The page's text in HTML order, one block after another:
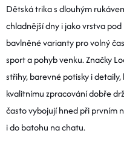
V
L
Á
D
A
C
Dětská trika s dlouhým
chladnější dny i jako vrstva
bavlněné varianty pro volný
sport a pohyb venku. Značky
střihy, barevné potisky i
kvalitnímu zpracování dobře
často vybojují hned při prvním
i do batohu na chatu.